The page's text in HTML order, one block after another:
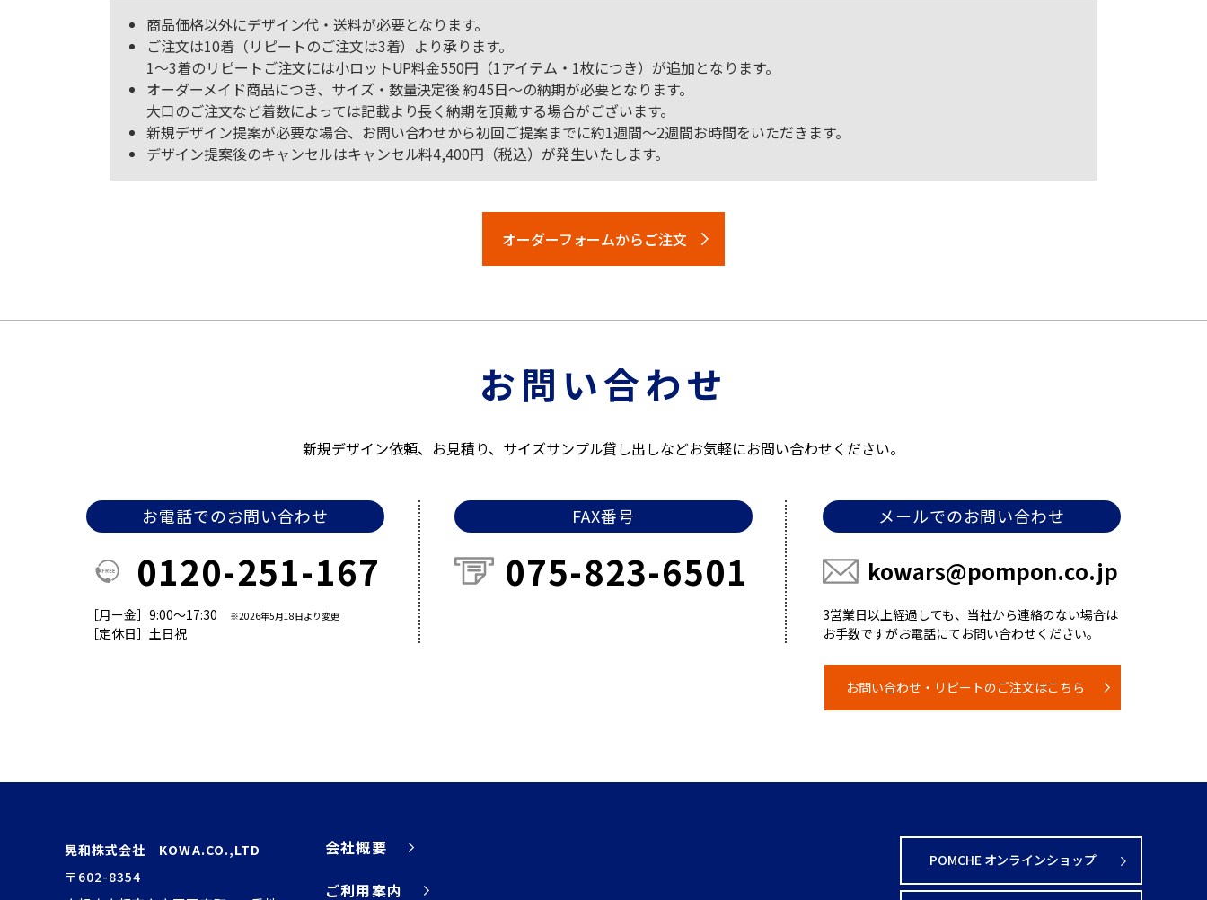
商品価格以外にデザイン代・送料が必要となります。
ご注文は10着（リピートのご注文は3着）より承ります。
1～3着のリピートご注文には小ロットUP料金550円（1アイテム・1枚につき）が追加となります。
オーダーメイド商品につき、サイズ・数量決定後 約45日～の納期が必要となります。
大口のご注文など着数によっては記載より長く納期を頂戴する場合がございます。
新規デザイン提案が必要な場合、お問い合わせから初回ご提案までに約1週間～2週間お時間をいただきます。
デザイン提案後のキャンセルはキャンセル料4,400円（税込）が発生いたします。
オーダーフォームからご注文
お問い合わせ
新規デザイン依頼、お見積り、サイズサンプル貸し出しなどお気軽にお問い合わせください。
お電話でのお問い合わせ
0120-251-167
［月ー金］9:00～17:30 ※2026年5月18日より変更
［定休日］土日祝
FAX番号
075-823-6501
メールでのお問い合わせ
kowars@pompon.co.jp
3営業日以上経過しても、当社から連絡のない場合は
お手数ですがお電話にてお問い合わせください。
お問い合わせ・リピートのご注文はこちら
晃和株式会社 KOWA.CO.,LTD
〒602-8354
会社概要
ご利用案内
POMCHE オンラインショップ